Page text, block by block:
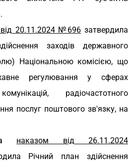
20.11.2024 №696 затвердила
заходів державного
Національною комісією, що
регулювання у сферах
радіочастотного
послуг поштового зв'язку, на
наказом від 26.11.2024
Річний план здійснення